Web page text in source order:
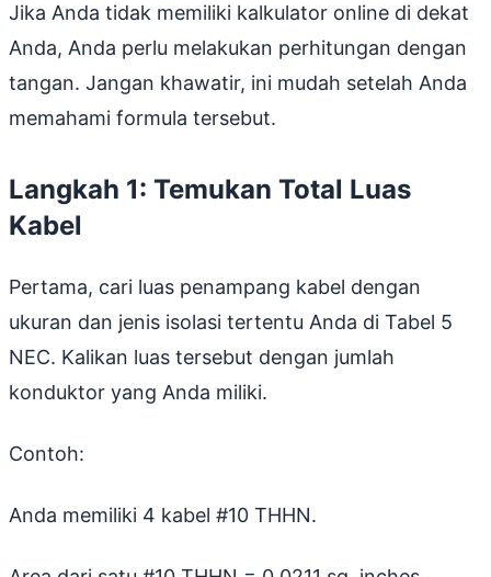
Jika Anda tidak memiliki kalkulator online di dekat
Anda, Anda perlu melakukan perhitungan dengan
tangan. Jangan khawatir, ini mudah setelah Anda
memahami formula tersebut.
Langkah 1: Temukan Total Luas
Kabel
Pertama, cari luas penampang kabel dengan
ukuran dan jenis isolasi tertentu Anda di Tabel 5
NEC. Kalikan luas tersebut dengan jumlah
konduktor yang Anda miliki.
Contoh:
Anda memiliki 4 kabel #10 THHN.